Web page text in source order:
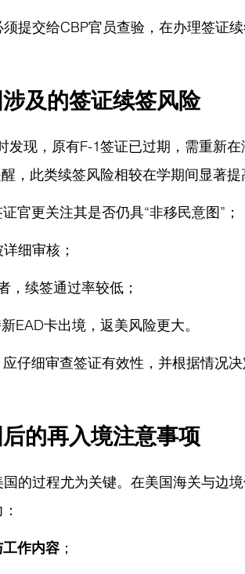
提交给CBP官员查验，在办理签证
及的签证续签风险
发现，原有F-1签证已过期，需重新
， 此类续签风险相较在学期间显著提
官更关注其是否仍具“非移民意图”；
细审核；
，续签通过率较低；
EAD卡出境，返美风险更大。
仔细审查签证有效性，并根据情况
的再入境注意事项
的过程尤为关键。在美国海关与边
作内容 ；